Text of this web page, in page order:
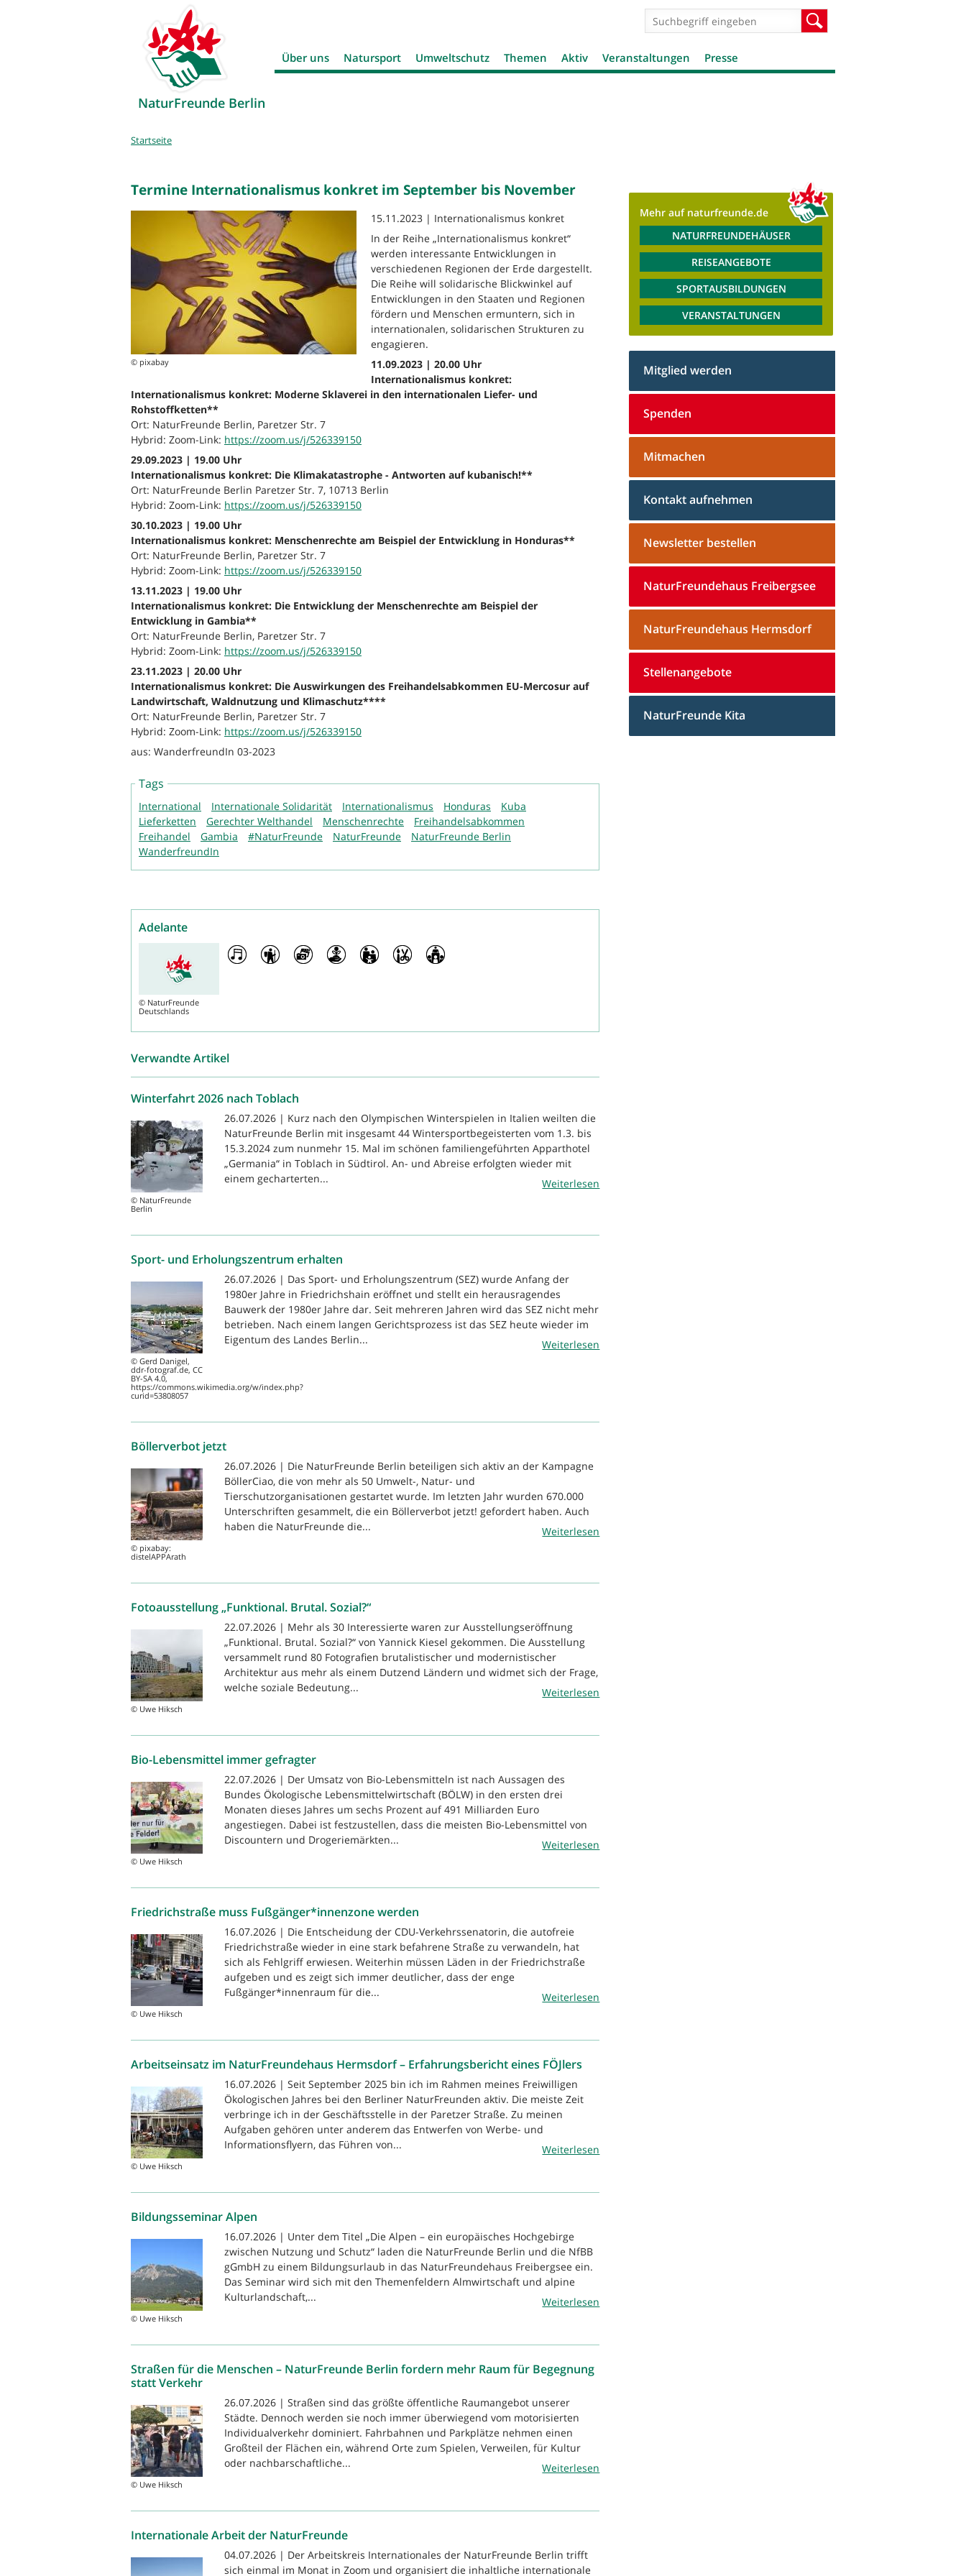
NaturFreunde Berlin
Suchformular
Über uns Natursport Umweltschutz Themen Aktiv Veranstaltungen Presse
Sie
Startseite
Termine Internationalismus konkret im September bis November
© pixabay
15.11.2023 | Internationalismus konkret
In der Reihe „Internationalismus konkret“
werden interessante Entwicklungen in
verschiedenen Regionen der Erde dargestellt.
Die Reihe will solidarische Blickwinkel auf
Entwicklungen in den Staaten und Regionen
fördern und Menschen ermuntern, sich in
internationalen, solidarischen Strukturen zu
engagieren.
11.09.2023 | 20.00 Uhr
Internationalismus konkret:
Internationalismus konkret: Moderne Sklaverei in den internationalen Liefer- und
Rohstoffketten**
Ort: NaturFreunde Berlin, Paretzer Str. 7
Hybrid: Zoom-Link: https://zoom.us/j/526339150
29.09.2023 | 19.00 Uhr
Internationalismus konkret: Die Klimakatastrophe - Antworten auf kubanisch!**
Ort: NaturFreunde Berlin Paretzer Str. 7, 10713 Berlin
Hybrid: Zoom-Link: https://zoom.us/j/526339150
30.10.2023 | 19.00 Uhr
Internationalismus konkret: Menschenrechte am Beispiel der Entwicklung in Honduras**
Ort: NaturFreunde Berlin, Paretzer Str. 7
Hybrid: Zoom-Link: https://zoom.us/j/526339150
13.11.2023 | 19.00 Uhr
Internationalismus konkret: Die Entwicklung der Menschenrechte am Beispiel der
Entwicklung in Gambia**
Ort: NaturFreunde Berlin, Paretzer Str. 7
Hybrid: Zoom-Link: https://zoom.us/j/526339150
23.11.2023 | 20.00 Uhr
Internationalismus konkret: Die Auswirkungen des Freihandelsabkommen EU-Mercosur auf
Landwirtschaft, Waldnutzung und Klimaschutz****
Ort: NaturFreunde Berlin, Paretzer Str. 7
Hybrid: Zoom-Link: https://zoom.us/j/526339150
aus: WanderfreundIn 03-2023
Tags
International Internationale Solidarität Internationalismus Honduras
Kuba
Lieferketten
Gerechter Welthandel Menschenrechte
Freihandelsabkommen
Freihandel
Gambia #NaturFreunde NaturFreunde
NaturFreunde Berlin
WanderfreundIn
Adelante
© NaturFreunde
Deutschlands
Verwandte Artikel
Winterfahrt 2026 nach Toblach
© NaturFreunde
Berlin
26.07.2026 | Kurz nach den Olympischen Winterspielen in Italien weilten die
NaturFreunde Berlin mit insgesamt 44 Wintersportbegeisterten vom 1.3. bis
15.3.2024 zum nunmehr 15. Mal im schönen familiengeführten Apparthotel
„Germania“ in Toblach in Südtirol. An- und Abreise erfolgten wieder mit
einem gecharterten...
Weiterlesen
Sport- und Erholungszentrum erhalten
© Gerd Danigel,
ddr-fotograf.de, CC
BY-SA 4.0,
https://commons.wikimedia.org/w/index.php?
curid=53808057
26.07.2026 | Das Sport- und Erholungszentrum (SEZ) wurde Anfang der
1980er Jahre in Friedrichshain eröffnet und stellt ein herausragendes
Bauwerk der 1980er Jahre dar. Seit mehreren Jahren wird das SEZ nicht mehr
betrieben. Nach einem langen Gerichtsprozess ist das SEZ heute wieder im
Eigentum des Landes Berlin...
Weiterlesen
Böllerverbot jetzt
© pixabay:
distelAPPArath
26.07.2026 | Die NaturFreunde Berlin beteiligen sich aktiv an der Kampagne
BöllerCiao, die von mehr als 50 Umwelt-, Natur- und
Tierschutzorganisationen gestartet wurde. Im letzten Jahr wurden 670.000
Unterschriften gesammelt, die ein Böllerverbot jetzt! gefordert haben. Auch
haben die NaturFreunde die...
Weiterlesen
Fotoausstellung „Funktional. Brutal. Sozial?“
© Uwe Hiksch
22.07.2026 | Mehr als 30 Interessierte waren zur Ausstellungseröffnung
„Funktional. Brutal. Sozial?“ von Yannick Kiesel gekommen. Die Ausstellung
versammelt rund 80 Fotografien brutalistischer und modernistischer
Architektur aus mehr als einem Dutzend Ländern und widmet sich der Frage,
welche soziale Bedeutung...
Weiterlesen
Bio-Lebensmittel immer gefragter
© Uwe Hiksch
22.07.2026 | Der Umsatz von Bio-Lebensmitteln ist nach Aussagen des
Bundes Ökologische Lebensmittelwirtschaft (BÖLW) in den ersten drei
Monaten dieses Jahres um sechs Prozent auf 491 Milliarden Euro
angestiegen. Dabei ist festzustellen, dass die meisten Bio-Lebensmittel von
Discountern und Drogeriemärkten...
Weiterlesen
Friedrichstraße muss Fußgänger*innenzone werden
© Uwe Hiksch
16.07.2026 | Die Entscheidung der CDU-Verkehrssenatorin, die autofreie
Friedrichstraße wieder in eine stark befahrene Straße zu verwandeln, hat
sich als Fehlgriff erwiesen. Weiterhin müssen Läden in der Friedrichstraße
aufgeben und es zeigt sich immer deutlicher, dass der enge
Fußgänger*innenraum für die...
Weiterlesen
Arbeitseinsatz im NaturFreundehaus Hermsdorf – Erfahrungsbericht eines FÖJlers
© Uwe Hiksch
16.07.2026 | Seit September 2025 bin ich im Rahmen meines Freiwilligen
Ökologischen Jahres bei den Berliner NaturFreunden aktiv. Die meiste Zeit
verbringe ich in der Geschäftsstelle in der Paretzer Straße. Zu meinen
Aufgaben gehören unter anderem das Entwerfen von Werbe- und
Informationsflyern, das Führen von...
Weiterlesen
Bildungsseminar Alpen
© Uwe Hiksch
16.07.2026 | Unter dem Titel „Die Alpen – ein europäisches Hochgebirge
zwischen Nutzung und Schutz“ laden die NaturFreunde Berlin und die NfBB
gGmbH zu einem Bildungsurlaub in das NaturFreundehaus Freibergsee ein.
Das Seminar wird sich mit den Themenfeldern Almwirtschaft und alpine
Kulturlandschaft,...
Weiterlesen
Straßen für die Menschen – NaturFreunde Berlin fordern mehr Raum für Begegnung
statt Verkehr
© Uwe Hiksch
26.07.2026 | Straßen sind das größte öffentliche Raumangebot unserer
Städte. Dennoch werden sie noch immer überwiegend vom motorisierten
Individualverkehr dominiert. Fahrbahnen und Parkplätze nehmen einen
Großteil der Flächen ein, während Orte zum Spielen, Verweilen, für Kultur
oder nachbarschaftliche...
Weiterlesen
Internationale Arbeit der NaturFreunde
04.07.2026 | Der Arbeitskreis Internationales der NaturFreunde Berlin trifft
sich einmal im Monat in Zoom und organisiert die inhaltliche internationale
Mehr auf naturfreunde.de
NATURFREUNDEHÄUSER
REISEANGEBOTE
SPORTAUSBILDUNGEN
VERANSTALTUNGEN
Mitglied werden
Spenden
Mitmachen
Kontakt aufnehmen
Newsletter bestellen
NaturFreundehaus Freibergsee
NaturFreundehaus Hermsdorf
Stellenangebote
NaturFreunde Kita